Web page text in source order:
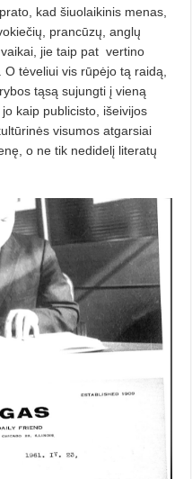
kad šiuolaikinis menas,
pran­cūzų, anglų
jie taip pat vertino
tėveliui vis rūpėjo tą raidą,
tą­są sujungti į vieną
kaip publicisto, išei­vijos
visumos atgarsiai
o ne tik nedidelį literatų